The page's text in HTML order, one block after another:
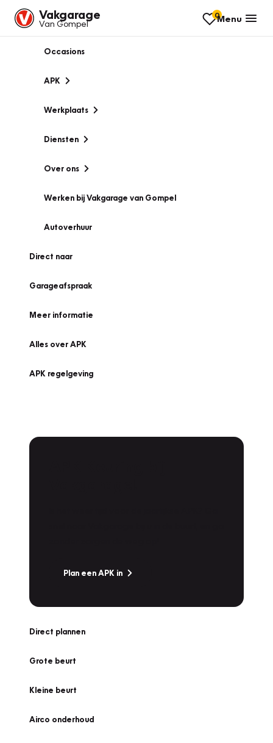
Vakgarage
Van Gompel
0Menu
Occasions
APK
Werkplaats
Diensten
Over ons
Werken bij Vakgarage van Gompel
Autoverhuur
Direct naar
Garageafspraak
Meer informatie
Alles over APK
APK regelgeving
Plan een APK in
Direct plannen
Grote beurt
Kleine beurt
Airco onderhoud